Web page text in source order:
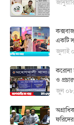
একটি
জুলাই
করোনা
ও
জুন